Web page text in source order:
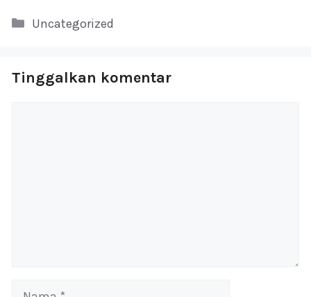
Kategori
Uncategorized
Tinggalkan komentar
Nama